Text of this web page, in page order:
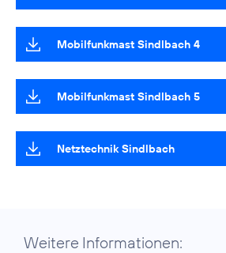
Mobilfunkmast Sindlbach 4
Mobilfunkmast Sindlbach 5
Netztechnik Sindlbach
Weitere Informationen: